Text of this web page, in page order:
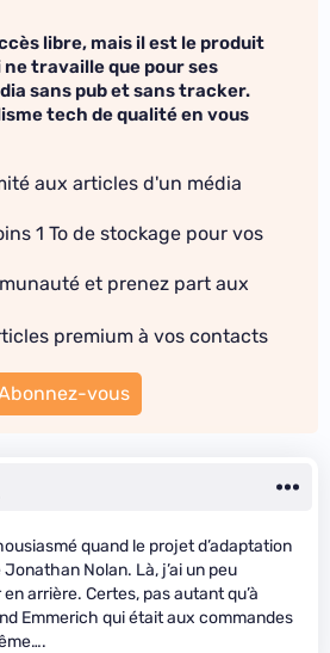
libre, mais il est le produit
travaille que pour ses
sans pub et sans tracker.
tech de qualité en vous
aux articles d'un média
1 To de stockage pour vos
et prenez part aux
premium à vos contacts
vous
quand le projet d’adaptation
Nolan. Là, j’ai un peu
en arrière. Certes, pas autant qu’à
Emmerich qui était aux commandes